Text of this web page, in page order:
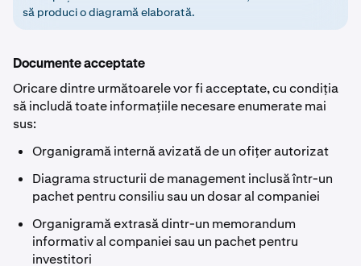
să produci o diagramă elaborată.
Documente acceptate
Oricare dintre următoarele vor fi acceptate, cu condiția
să includă toate informațiile necesare enumerate mai
sus:
Organigramă internă avizată de un ofițer autorizat
Diagrama structurii de management inclusă într-un
pachet pentru consiliu sau un dosar al companiei
Organigramă extrasă dintr-un memorandum
informativ al companiei sau un pachet pentru
investitori